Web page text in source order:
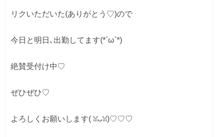
リクいただいた(ありがとう♡)ので
今日と明日､出勤してます(⁠*⁠´⁠ω⁠`*⁠)
絶賛受付け中♡
ぜひぜひ♡
よろしくお願いします(⁠ ⁠ꈍ⁠ᴗ⁠ꈍ⁠)♡♡♡